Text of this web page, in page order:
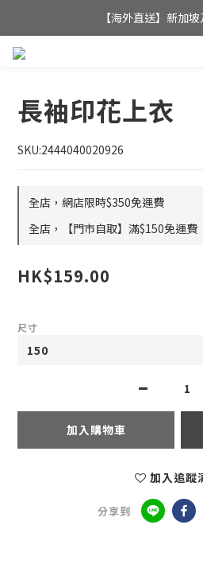
全店滿$350，即可享港
【海外直送】新加
長袖印花上衣
SKU:2444040020926
全店，網店限時$350免運費
全店，【門市自取】滿$150免運費
HK$159.00
尺寸
加入購物車
加入追蹤
分享到